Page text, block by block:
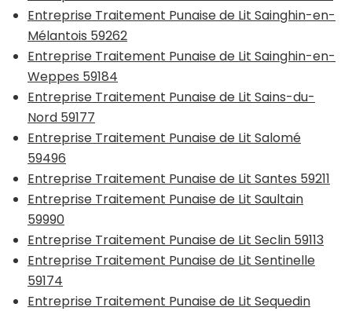
Entreprise Traitement Punaise de Lit Sainghin-en-
Mélantois 59262
Entreprise Traitement Punaise de Lit Sainghin-en-
Weppes 59184
Entreprise Traitement Punaise de Lit Sains-du-
Nord 59177
Entreprise Traitement Punaise de Lit Salomé
59496
Entreprise Traitement Punaise de Lit Santes 59211
Entreprise Traitement Punaise de Lit Saultain
59990
Entreprise Traitement Punaise de Lit Seclin 59113
Entreprise Traitement Punaise de Lit Sentinelle
59174
Entreprise Traitement Punaise de Lit Sequedin